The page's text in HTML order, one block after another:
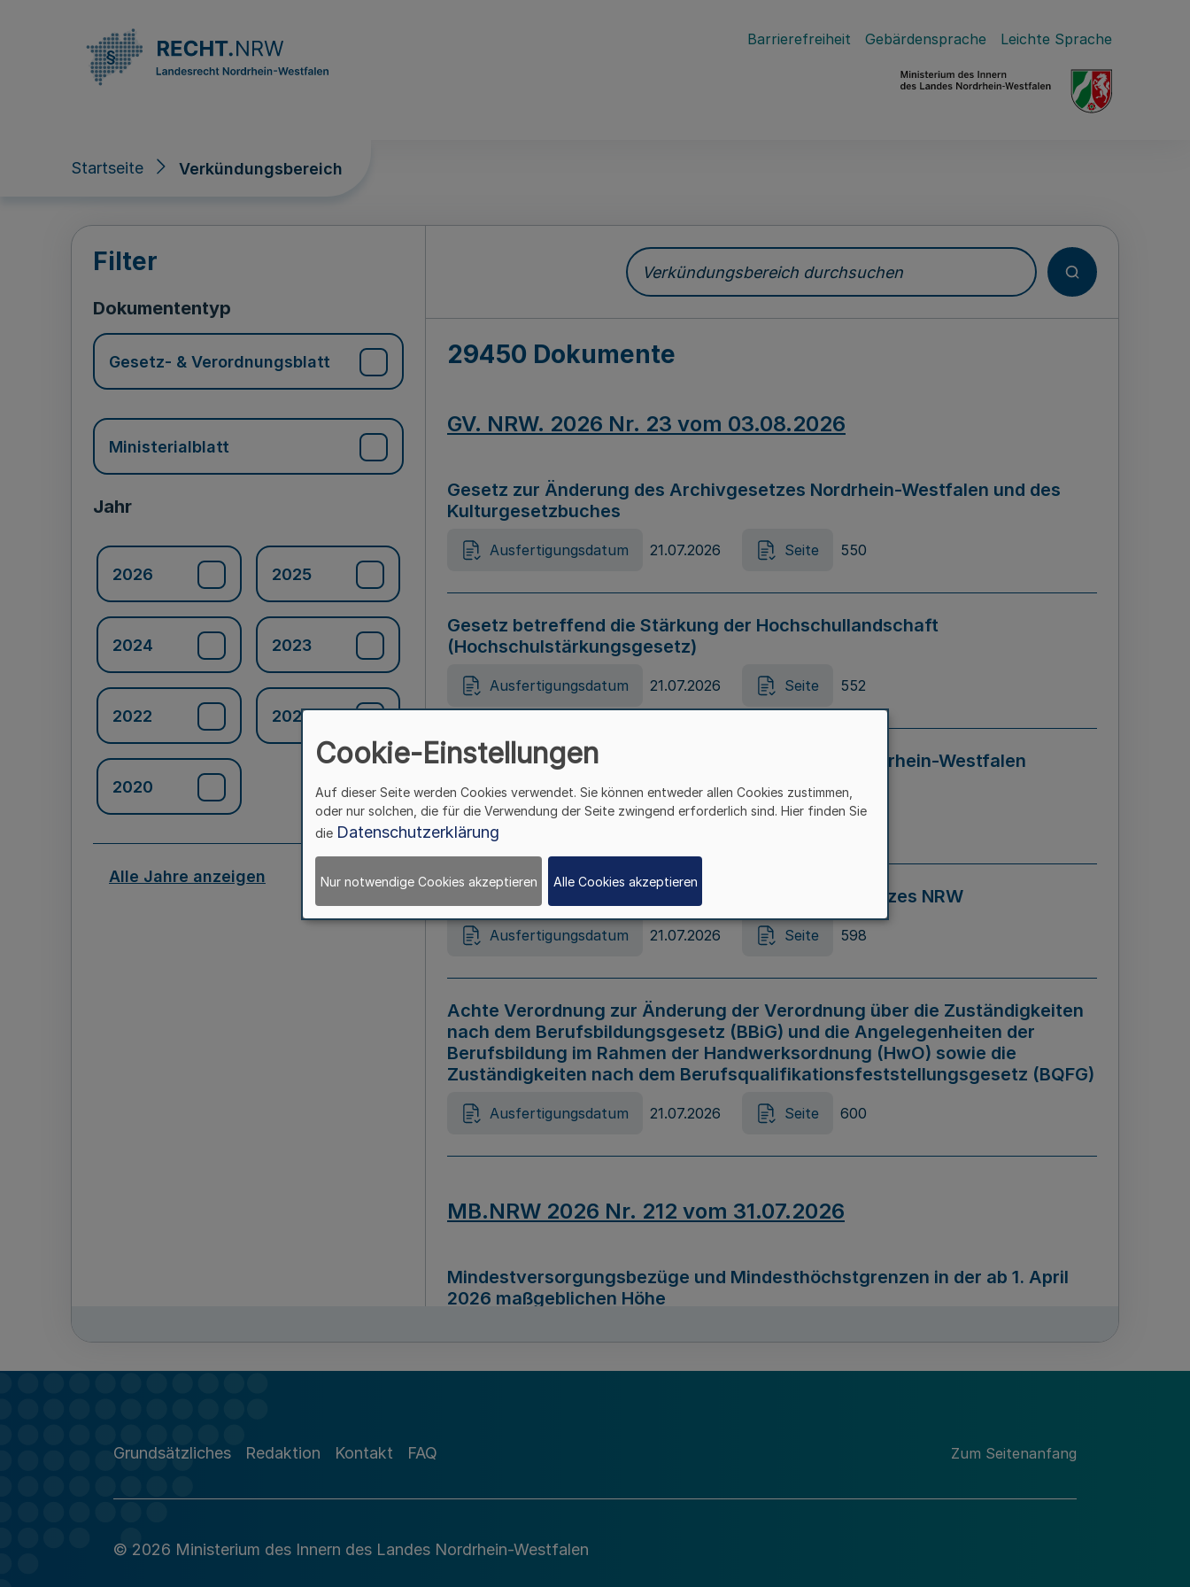
Barrierefreiheit Gebärdensprache Leichte Sprache
Startseite Verkündungsbereich
Verkündungsbereich
Filter
Dokumententyp
Gesetz- & Verordnungsblatt
Ministerialblatt
Jahr
2026 2025
2024 2023
2022 2021
2020
Alle Jahre anzeigen
Verkündungsbereich durchsuchen
29450 Dokumente
GV. NRW. 2026 Nr. 23 vom 03.08.2026
Gesetz zur Änderung des Archivgesetzes Nordrhein-Westfalen und des
Kulturgesetzbuches
Ausfertigungsdatum 21.07.2026 Seite 550
Gesetz betreffend die Stärkung der Hochschullandschaft
(Hochschulstärkungsgesetz)
Ausfertigungsdatum 21.07.2026 Seite 552
Gesetz zur Vermeidung von Diskriminierung in Nordrhein-Westfalen
(Landesantidiskriminierungsgesetz – LADG NRW)
Ausfertigungsdatum 21.07.2026 Seite 595
Gesetz zur Änderung des Online-Casinospiel Gesetzes NRW
Ausfertigungsdatum 21.07.2026 Seite 598
Achte Verordnung zur Änderung der Verordnung über die Zuständigkeiten
nach dem Berufsbildungsgesetz (BBiG) und die Angelegenheiten der
Berufsbildung im Rahmen der Handwerksordnung (HwO) sowie die
Zuständigkeiten nach dem Berufsqualifikationsfeststellungsgesetz (BQFG)
Ausfertigungsdatum 21.07.2026 Seite 600
MB.NRW 2026 Nr. 212 vom 31.07.2026
Mindestversorgungsbezüge und Mindesthöchstgrenzen in der ab 1. April
2026 maßgeblichen Höhe
Richtlinie zur Durchführung des Förderprogramms „Mittelstand Innovativ &
Grundsätzliches Redaktion Kontakt FAQ Zum Seitenanfang
© 2026 Ministerium des Innern des Landes Nordrhein-Westfalen
Cookie-Einstellungen
Auf dieser Seite werden Cookies verwendet. Sie können entweder allen Cookies zustimmen,
oder nur solchen, die für die Verwendung der Seite zwingend erforderlich sind. Hier finden Sie
die Datenschutzerklärung
Nur notwendige Cookies akzeptieren Alle Cookies akzeptieren